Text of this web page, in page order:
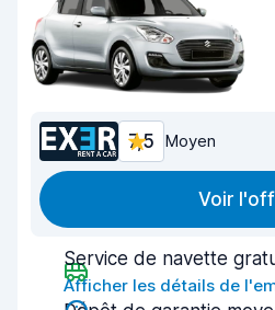
7,5 Moyen
Voir
Service de navette
Afficher les détails de